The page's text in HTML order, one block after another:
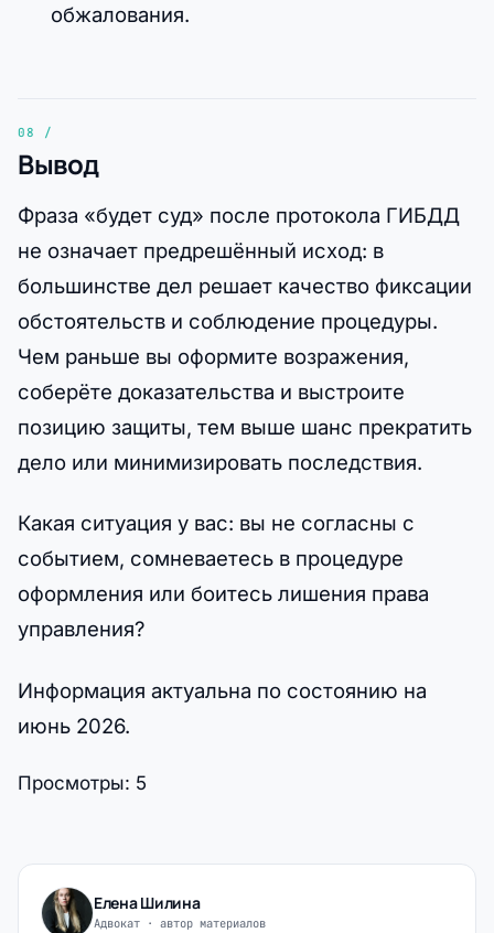
обжалования.
Вывод
Фраза «будет суд» после протокола ГИБДД
не означает предрешённый исход: в
большинстве дел решает качество фиксации
обстоятельств и соблюдение процедуры.
Чем раньше вы оформите возражения,
соберёте доказательства и выстроите
позицию защиты, тем выше шанс прекратить
дело или минимизировать последствия.
Какая ситуация у вас: вы не согласны с
событием, сомневаетесь в процедуре
оформления или боитесь лишения права
управления?
Информация актуальна по состоянию на
июнь 2026.
Просмотры: 5
Елена Шилина
Адвокат · автор материалов